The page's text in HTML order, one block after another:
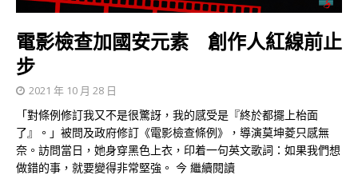
電影檢查加國安元素 創作人紅線前止
步
2021 年 10 月 28 日
「對條例修訂我又不是很驚訝，我的感受是『終於都擺上枱面
了』。」被問及政府修訂《電影檢查條例》，導演莫坤菱只感無
奈。訪問當日，她身穿黑色上衣，印着一句英文歌詞：如果我們想
做錯的事，就要變得非常堅強。 今 繼續閱讀